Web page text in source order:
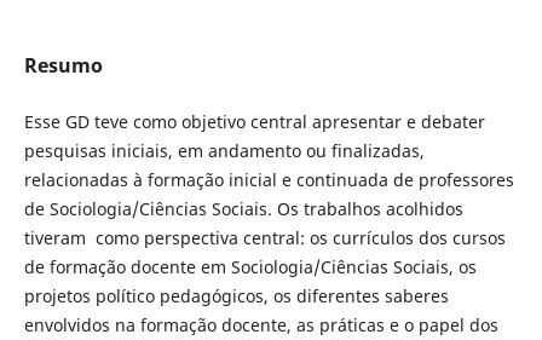
Resumo
Esse GD teve como objetivo central apresentar e debater
pesquisas iniciais, em andamento ou finalizadas,
relacionadas à formação inicial e continuada de professores
de Sociologia/Ciências Sociais. Os trabalhos acolhidos
tiveram como perspectiva central: os currículos dos cursos
de formação docente em Sociologia/Ciências Sociais, os
projetos político pedagógicos, os diferentes saberes
envolvidos na formação docente, as práticas e o papel dos